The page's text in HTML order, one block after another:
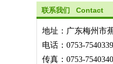
联系我们 Contact
地址：广东梅州市
电话：0753-7540339
传真：0753-7540340